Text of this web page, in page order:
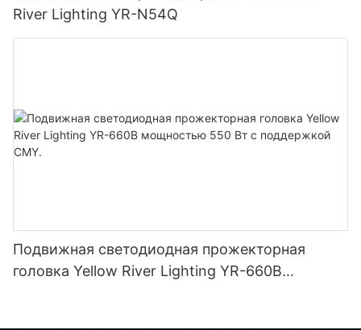
River Lighting YR-N54Q
Подвижная светодиодная прожекторная
головка Yellow River Lighting YR-660B